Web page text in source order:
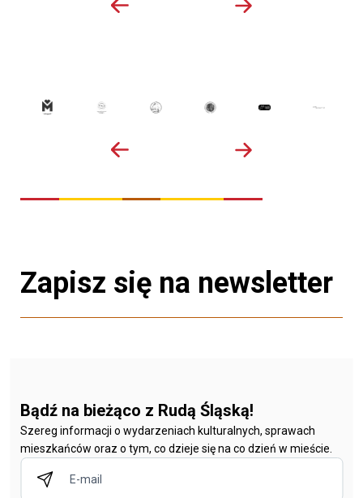
Zapisz się na newsletter
Bądź na bieżąco z Rudą Śląską!
Szereg informacji o wydarzeniach kulturalnych, sprawach
mieszkańców oraz o tym, co dzieje się na co dzień w mieście.